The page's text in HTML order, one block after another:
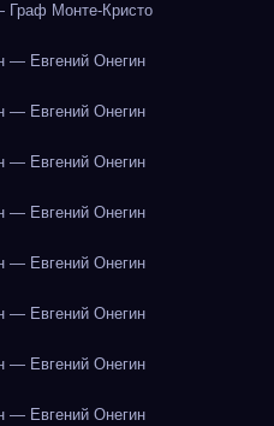
Монте-Кристо
— Евгений Онегин
— Евгений Онегин
— Евгений Онегин
— Евгений Онегин
— Евгений Онегин
— Евгений Онегин
— Евгений Онегин
— Евгений Онегин